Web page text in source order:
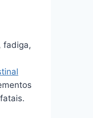
fadiga,